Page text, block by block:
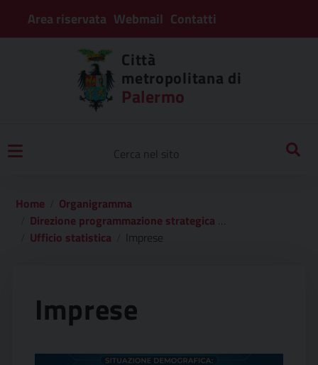
Area riservata Webmail Contatti
Città
metropolitana di
Palermo
Home
Organigramma
Direzione programmazione strategica – statistica – gestione protezione dati – urp
Ufficio statistica
Imprese
Imprese